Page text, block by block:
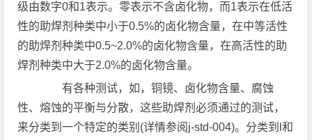
级由数字0和1表示。零表示不含卤化物，而1表示在低活
性的助焊剂种类中小于0.5%的卤化物含量，在中等活性
的助焊剂种类中0.5~2.0%的卤化物含量，在高活性的助
焊剂种类中大于2.0%的卤化物含量。
有各种测试，如，铜镜、卤化物含量、腐蚀
性、熔蚀的平衡与分散，这些助焊剂必须通过的测试，
来分类到一个特定的类别(详情参阅j-std-004)。分类到l和